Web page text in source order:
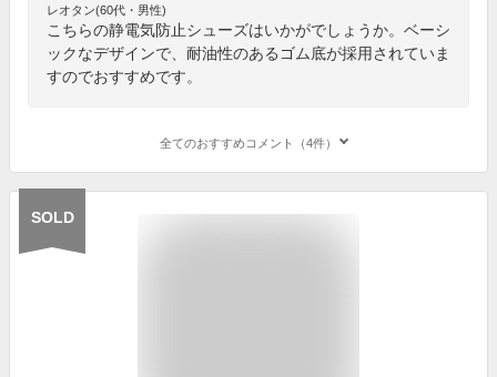
レオタン(60代・男性)
こちらの静電気防止シューズはいかがでしょうか。ベーシ
ックなデザインで、耐油性のあるゴム底が採用されていま
すのでおすすめです。
全てのおすすめコメント（4件）
SOLD